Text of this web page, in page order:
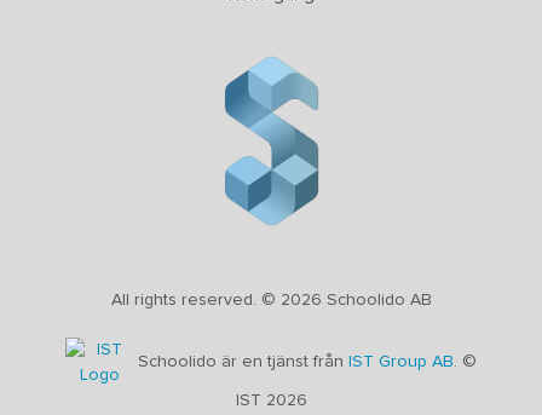
All rights reserved. © 2026 Schoolido AB
Schoolido är en tjänst från IST Group AB. ©
IST 2026